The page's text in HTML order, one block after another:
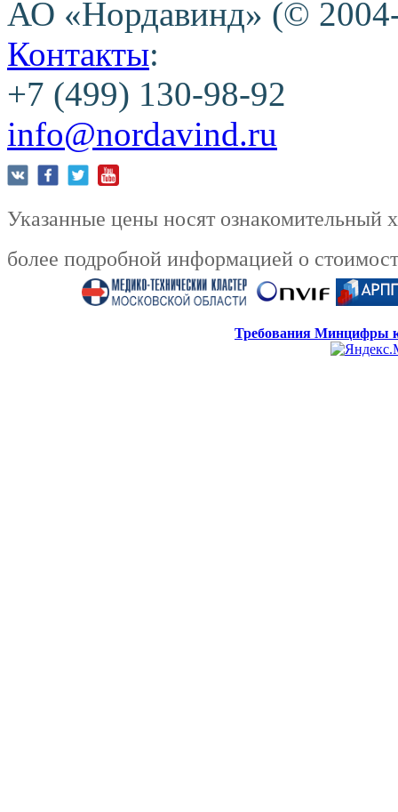
АО «Нордавинд» (©
Контакты:
+7 (499) 130-98-92
info@nordavind.ru
Указанные цены носят ознакомительный
более подробной информацией о
Требования Минцифры